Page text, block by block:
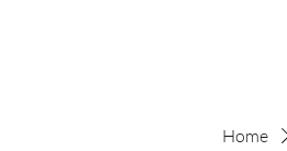
Home